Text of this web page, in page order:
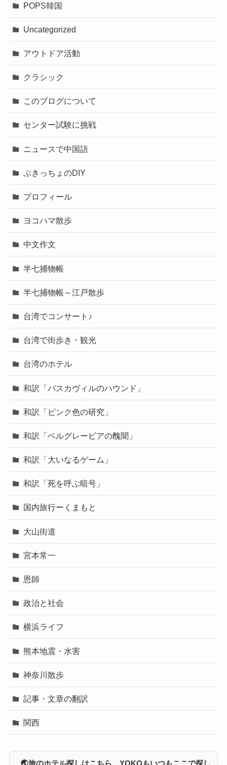
POPS韓国
Uncategorized
アウトドア活動
クラシック
このブログについて
センター試験に挑戦
ニュースで中国語
ぶきっちょのDIY
プロフィール
ヨコハマ散歩
中文作文
半七捕物帳
半七捕物帳～江戸散歩
台湾でコンサート♪
台湾で街歩き・観光
台湾のホテル
和訳「バスカヴィルのハウンド」
和訳「ピンク色の研究」
和訳「ベルグレービアの醜聞」
和訳「大いなるゲーム」
和訳「死を呼ぶ暗号」
国内旅行ーくまもと
大山街道
宮本常一
恩師
政治と社会
横浜ライフ
熊本地震・水害
神奈川散歩
記事・文章の翻訳
関西